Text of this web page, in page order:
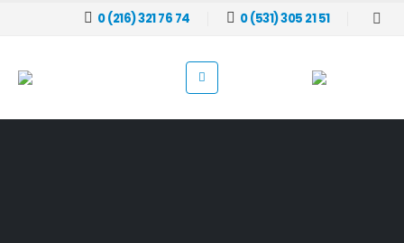
0 (216) 321 76 74 0 (531) 305 21 51